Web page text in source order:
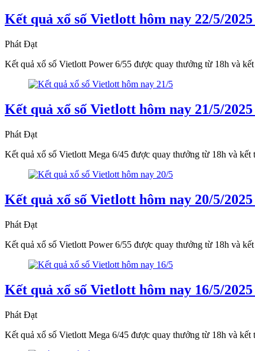
Kết quả xổ số Vietlott hôm nay 22/5/
Phát Đạt
Kết quả xổ số Vietlott Power 6/55 được quay thưởng từ 18h và
Kết quả xổ số Vietlott hôm nay 21/5/
Phát Đạt
Kết quả xổ số Vietlott Mega 6/45 được quay thưởng từ 18h và
Kết quả xổ số Vietlott hôm nay 20/5/
Phát Đạt
Kết quả xổ số Vietlott Power 6/55 được quay thưởng từ 18h và
Kết quả xổ số Vietlott hôm nay 16/5/
Phát Đạt
Kết quả xổ số Vietlott Mega 6/45 được quay thưởng từ 18h và